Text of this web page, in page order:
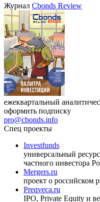
VIII международная
Республики
17.09.2026, Ташкент
ЖурналCbonds Review
ежеквартальный
оформить подписку
pro@cbonds.info
Спец проекты
Investfunds
универсальный
частного инвестора